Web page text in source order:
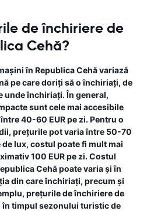
de închiriere de
Cehă?
în Republica Cehă variază
pe care doriți să o închiriați, de
unde închiriați. În general,
sunt cele mai accesibile
40-60 EUR pe zi. Pentru o
prețurile pot varia între 50-70
de lux, costul poate fi mult mai
100 EUR pe zi. Costul
Cehă poate varia și în
din care închiriați, precum și
prețurile de închiriere de
în timpul sezonului turistic de